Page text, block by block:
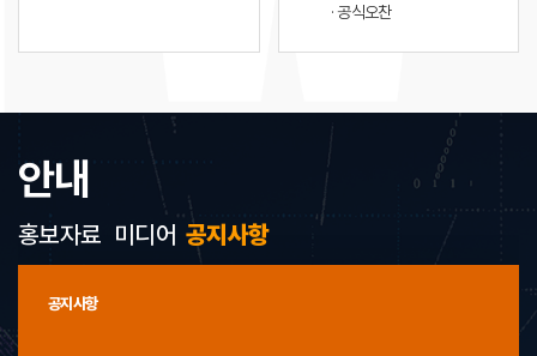
· 공식오찬
안내
공지사항
공지사항
홍보자료 미디어